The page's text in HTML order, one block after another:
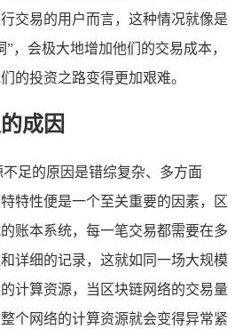
交易的用户而言，这种情况就像是
，会极大地增加他们的交易成本，
的投资之路变得更加艰难。
成因
足的原因是错综复杂、多方面
特性便是一个至关重要的因素，区
账本系统，每一笔交易都需要在多
详细的记录，这就如同一场大规模
计算资源，当区块链网络的交易量
个网络的计算资源就会变得异常紧